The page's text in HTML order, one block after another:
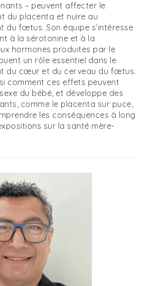
– peuvent affecter le
du placenta et nuire au
du fœtus. Son équipe s’intéresse
à la sérotonine et à la
hormones produites par le
un rôle essentiel dans le
du cœur et du cerveau du fœtus.
comment ces effets peuvent
du bébé, et développe des
comme le placenta sur puce,
les conséquences à long
sur la santé mère-